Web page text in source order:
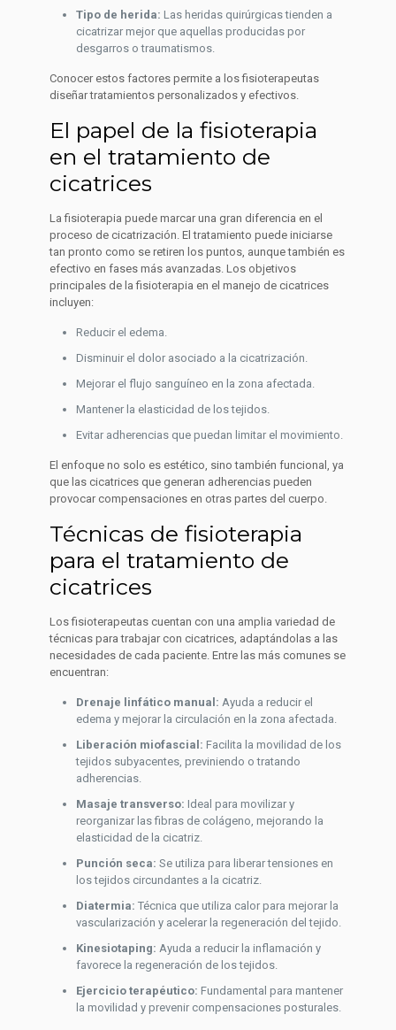
Tipo de herida: Las heridas quirúrgicas tienden a
cicatrizar mejor que aquellas producidas por
desgarros o traumatismos.
Conocer estos factores permite a los fisioterapeutas
diseñar tratamientos personalizados y efectivos.
El papel de la fisioterapia
en el tratamiento de
cicatrices
La fisioterapia puede marcar una gran diferencia en el
proceso de cicatrización. El tratamiento puede iniciarse
tan pronto como se retiren los puntos, aunque también es
efectivo en fases más avanzadas. Los objetivos
principales de la fisioterapia en el manejo de cicatrices
incluyen:
Reducir el edema.
Disminuir el dolor asociado a la cicatrización.
Mejorar el flujo sanguíneo en la zona afectada.
Mantener la elasticidad de los tejidos.
Evitar adherencias que puedan limitar el movimiento.
El enfoque no solo es estético, sino también funcional, ya
que las cicatrices que generan adherencias pueden
provocar compensaciones en otras partes del cuerpo.
Técnicas de fisioterapia
para el tratamiento de
cicatrices
Los fisioterapeutas cuentan con una amplia variedad de
técnicas para trabajar con cicatrices, adaptándolas a las
necesidades de cada paciente. Entre las más comunes se
encuentran:
Drenaje linfático manual: Ayuda a reducir el
edema y mejorar la circulación en la zona afectada.
Liberación miofascial: Facilita la movilidad de los
tejidos subyacentes, previniendo o tratando
adherencias.
Masaje transverso: Ideal para movilizar y
reorganizar las fibras de colágeno, mejorando la
elasticidad de la cicatriz.
Punción seca: Se utiliza para liberar tensiones en
los tejidos circundantes a la cicatriz.
Diatermia: Técnica que utiliza calor para mejorar la
vascularización y acelerar la regeneración del tejido.
Kinesiotaping: Ayuda a reducir la inflamación y
favorece la regeneración de los tejidos.
Ejercicio terapéutico: Fundamental para mantener
la movilidad y prevenir compensaciones posturales.